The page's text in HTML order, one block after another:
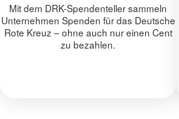
Mit dem DRK-Spendenteller sammeln
Unternehmen Spenden für das Deutsche
Rote Kreuz – ohne auch nur einen Cent
zu bezahlen.